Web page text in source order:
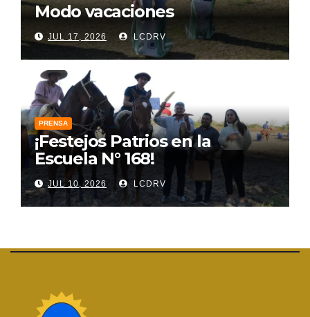
Modo vacaciones
JUL 17, 2026 LCDRV
PRENSA
¡Festejos Patrios en la
Escuela N° 168!
JUL 10, 2026 LCDRV